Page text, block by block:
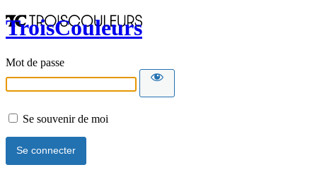
TroisCouleurs
Mot de passe
Se souvenir de moi